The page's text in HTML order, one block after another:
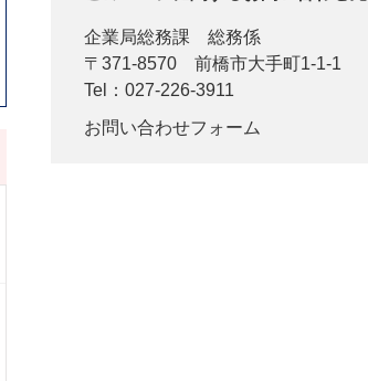
企業局総務課
総務係
〒371-8570
前橋市大手町1-1-1
Tel：027-226-3911
お問い合わせフォーム